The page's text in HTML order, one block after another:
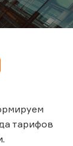
тарифов